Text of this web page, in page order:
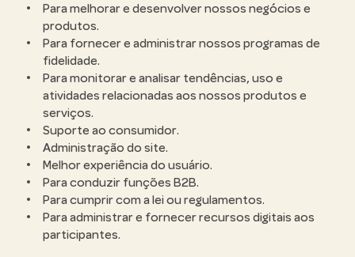
Para melhorar e desenvolver nossos negócios e
produtos.
Para fornecer e administrar nossos programas de
fidelidade.
Para monitorar e analisar tendências, uso e
atividades relacionadas aos nossos produtos e
serviços.
Suporte ao consumidor.
Administração do site.
Melhor experiência do usuário.
Para conduzir funções B2B.
Para cumprir com a lei ou regulamentos.
Para administrar e fornecer recursos digitais aos
participantes.